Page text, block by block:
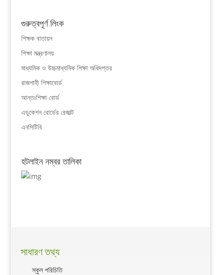
গুরুত্বপূর্ণ লিংক
শিক্ষক বাতায়ন
শিক্ষা মন্ত্রণালয়
মাধ্যমিক ও উচ্চমাধ্যমিক শিক্ষা অধিদপ্তর
রাজশাহী শিক্ষাবোর্ড
আন্তঃশিক্ষা বোর্ড
এডুকেশন বোর্ডের রেজাল্ট
এনসিটিবি
হটলাইন নম্বর তালিকা
সাধারণ তথ্য
স্কুল পরিচিতি